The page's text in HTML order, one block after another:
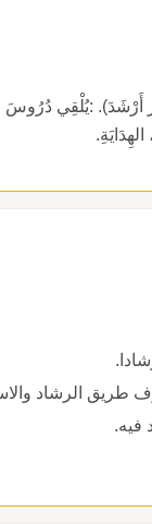
:يُلْقِي دُرُوسَ
طريق الرشاد
فيه.